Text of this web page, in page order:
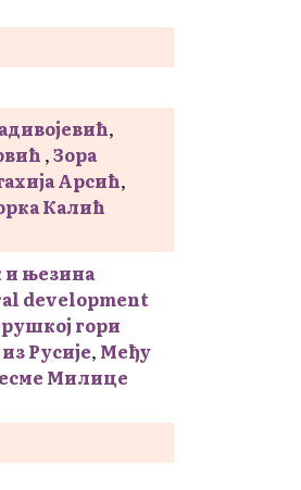
,
,Зора
Арсић,
Калић
и њезина
development
гори
Русије, Међу
Милице